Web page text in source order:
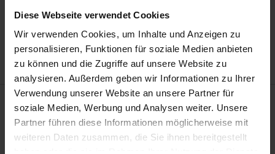
Diese Webseite verwendet Cookies
Wir verwenden Cookies, um Inhalte und Anzeigen zu
personalisieren, Funktionen für soziale Medien anbieten
zu können und die Zugriffe auf unsere Website zu
analysieren. Außerdem geben wir Informationen zu Ihrer
Verwendung unserer Website an unsere Partner für
soziale Medien, Werbung und Analysen weiter. Unsere
Partner führen diese Informationen möglicherweise mit
weiteren Daten zusammen, die Sie ihnen bereitgestellt
Zur Wunschliste hinzufügen
Hinweise zu Versandkosten
Beschreibung
Der Band enthält die deutschen Landesberichte zu